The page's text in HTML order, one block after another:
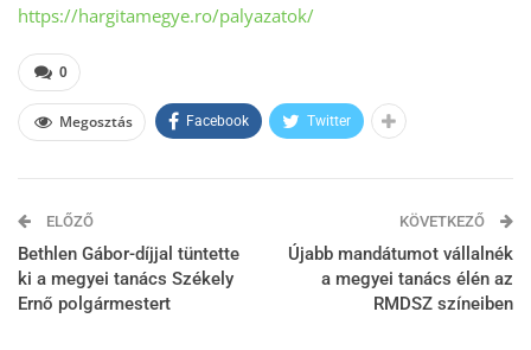
https://hargitamegye.ro/palyazatok/
0
Megosztás Facebook Twitter
ELŐZŐ
Bethlen Gábor-díjjal tüntette
ki a megyei tanács Székely
Ernő polgármestert
KÖVETKEZŐ
Újabb mandátumot vállalnék
a megyei tanács élén az
RMDSZ színeiben